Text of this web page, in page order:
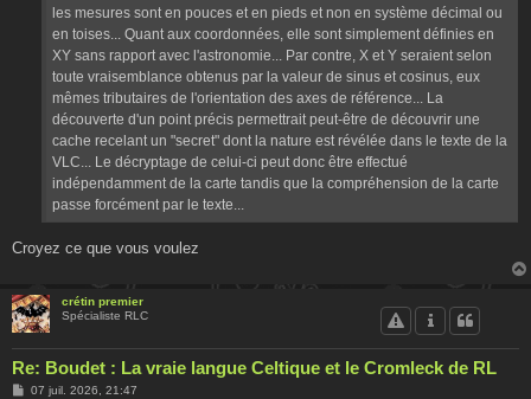
les mesures sont en pouces et en pieds et non en système décimal ou
en toises... Quant aux coordonnées, elle sont simplement définies en
XY sans rapport avec l'astronomie... Par contre, X et Y seraient selon
toute vraisemblance obtenus par la valeur de sinus et cosinus, eux
mêmes tributaires de l'orientation des axes de référence... La
découverte d'un point précis permettrait peut-être de découvrir une
cache recelant un "secret" dont la nature est révélée dans le texte de la
VLC... Le décryptage de celui-ci peut donc être effectué
indépendamment de la carte tandis que la compréhension de la carte
passe forcément par le texte...
Croyez ce que vous voulez
crétin premier
Spécialiste RLC
Re: Boudet : La vraie langue Celtique et le Cromleck de RL
M07 juil. 2026, 21:47